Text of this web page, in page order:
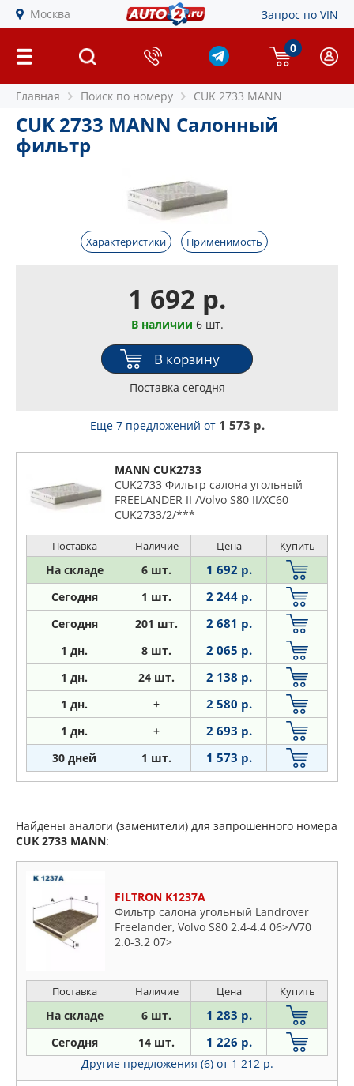
Москва Запрос по VIN
0
Главная Поиск по номеру CUK 2733 MANN
CUK 2733 MANN Салонный
фильтр
Характеристики Применимость
1 692 р.
В наличии 6 шт.
В корзину
Поставка сегодня
Еще 7 предложений от 1 573 р.
MANN CUK2733
CUK2733 Фильтр салона угольный
FREELANDER II /Volvo S80 II/XC60
CUK2733/2/***
Поставка Наличие Цена Купить
На складе 6 шт. 1 692 р.
Сегодня 1 шт. 2 244 р.
Сегодня 201 шт. 2 681 р.
1 дн. 8 шт. 2 065 р.
1 дн. 24 шт. 2 138 р.
1 дн. + 2 580 р.
1 дн. + 2 693 р.
30 дней 1 шт. 1 573 р.
Найдены аналоги (заменители) для запрошенного номера
CUK 2733 MANN:
FILTRON K1237A
Фильтр салона угольный Landrover
Freelander, Volvo S80 2.4-4.4 06>/V70
2.0-3.2 07>
Поставка Наличие Цена Купить
На складе 6 шт. 1 283 р.
Сегодня 14 шт. 1 226 р.
Другие предложения (6) от 1 212 р.